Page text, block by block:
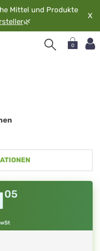
Mittel und Produkte
🌿
X
0
05